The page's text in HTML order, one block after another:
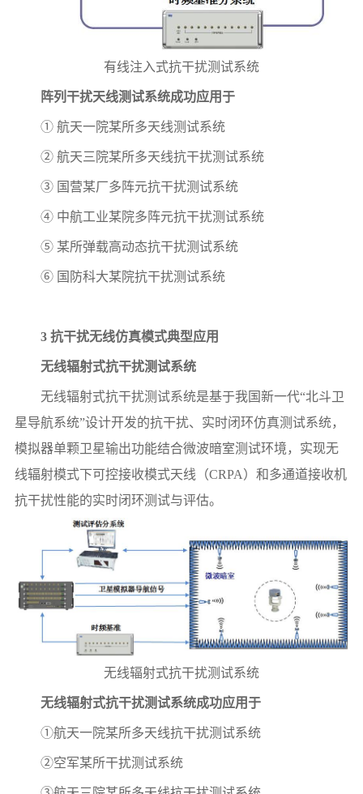
有线注入式抗干扰测试系统
阵列干扰天线测试系统成功应用于
① 航天一院某所多天线测试系统
② 航天三院某所多天线抗干扰测试系统
③ 国营某厂多阵元抗干扰测试系统
④ 中航工业某院多阵元抗干扰测试系统
⑤ 某所弹载高动态抗干扰测试系统
⑥ 国防科大某院抗干扰测试系统
3 抗干扰无线仿真模式典型应用
无线辐射式抗干扰测试系统
无线辐射式抗干扰测试系统是基于我国新一代“北斗卫
星导航系统”设计开发的抗干扰、实时闭环仿真测试系统，
模拟器单颗卫星输出功能结合微波暗室测试环境，实现无
线辐射模式下可控接收模式天线（CRPA）和多通道接收机
抗干扰性能的实时闭环测试与评估。
无线辐射式抗干扰测试系统
无线辐射式抗干扰测试系统成功应用于
①航天一院某所多天线抗干扰测试系统
②空军某所干扰测试系统